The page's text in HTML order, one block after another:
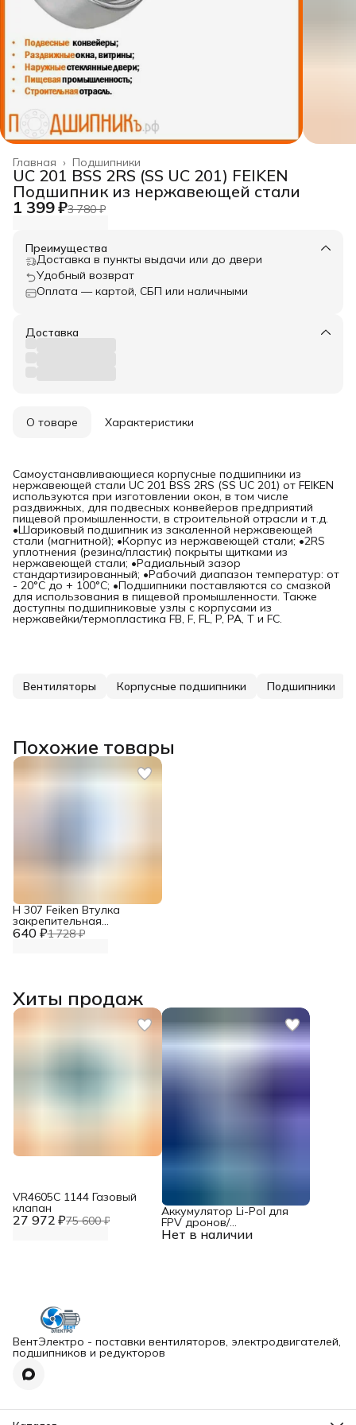
Подшипники
Главная ›
UC 201 BSS 2RS (SS UC 201) FEIKEN
Подшипник из нержавеющей стали
1 399 ₽3 780 ₽
Преимущества
Доставка в пункты выдачи или до двери
Удобный возврат
Оплата — картой, СБП или наличными
Доставка
О товаре Характеристики
Самоустанавливающиеся корпусные подшипники из
нержавеющей стали UC 201 BSS 2RS (SS UC 201) от FEIKEN
используются при изготовлении окон, в том числе
раздвижных, для подвесных конвейеров предприятий
пищевой промышленности, в строительной отрасли и т.д.
•Шариковый подшипник из закаленной нержавеющей
стали (магнитной); •Корпус из нержавеющей стали; •2RS
уплотнения (резина/пластик) покрыты щитками из
нержавеющей стали; •Радиальный зазор
стандартизированный; •Рабочий диапазон температур: от
- 20°C до + 100°C; •Подшипники поставляются со смазкой
для использования в пищевой промышленности. Также
доступны подшипниковые узлы с корпусами из
нержавейки/термопластика FB, F, FL, P, PA, T и FC.
Вентиляторы Корпусные подшипники Подшипники
Похожие товары
640 ₽1 728 ₽
H 307 Feiken Втулка
закрепительная
подшипника
Хиты продаж
27 972 ₽75 600 ₽
VR4605С 1144 Газовый
клапан
Нет в наличии
Аккумулятор Li-Pol для
FPV дронов/
квадрокоптеров 23,1 В,
ВентЭлектро - поставки вентиляторов, электродвигателей,
подшипников и редукторов